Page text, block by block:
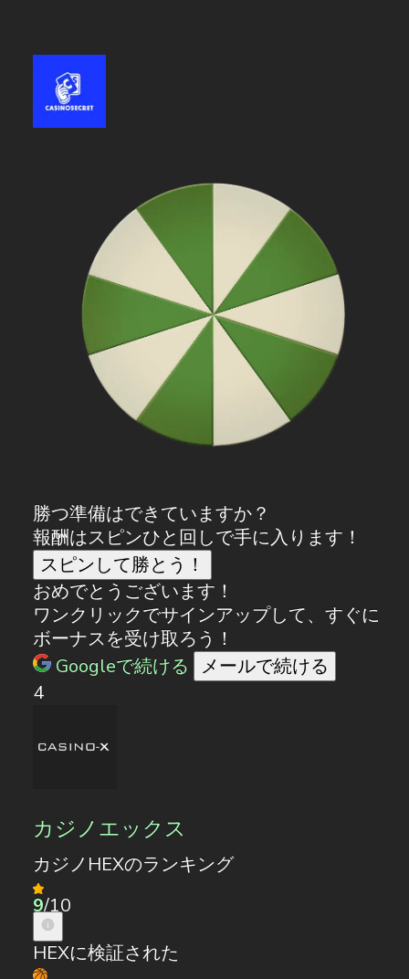
勝つ準備はできていますか？
報酬はスピンひと回しで手に入ります！
スピンして勝とう！
おめでとうございます！
ワンクリックでサインアップして、すぐに
ボーナスを受け取ろう！
Googleで続ける
メールで続ける
4
カジノエックス
カジノHEXのランキング
9/10
HEXに検証された